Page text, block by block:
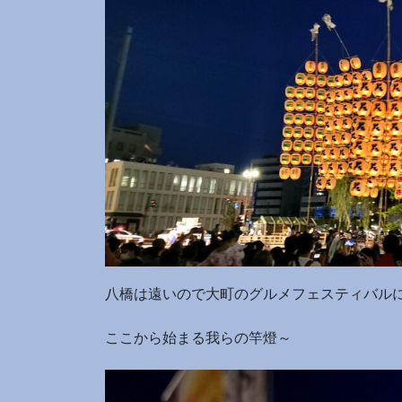
八橋は遠いので大町のグルメフェスティバル
ここから始まる我らの竿燈～